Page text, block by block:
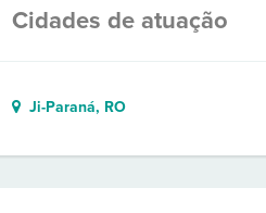
Cidades de atuação
Ji-Paraná, RO